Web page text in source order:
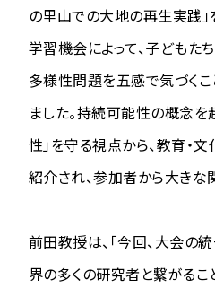
の里山での大地の再生実践
学習機会によって、子ども
多様性問題を五感で気づく
ました。持続可能性の概念を
性」を守る視点から、教育・
紹介され、参加者から大きな
前田教授は、「今回、大会の
界の多くの研究者と繋がるこ